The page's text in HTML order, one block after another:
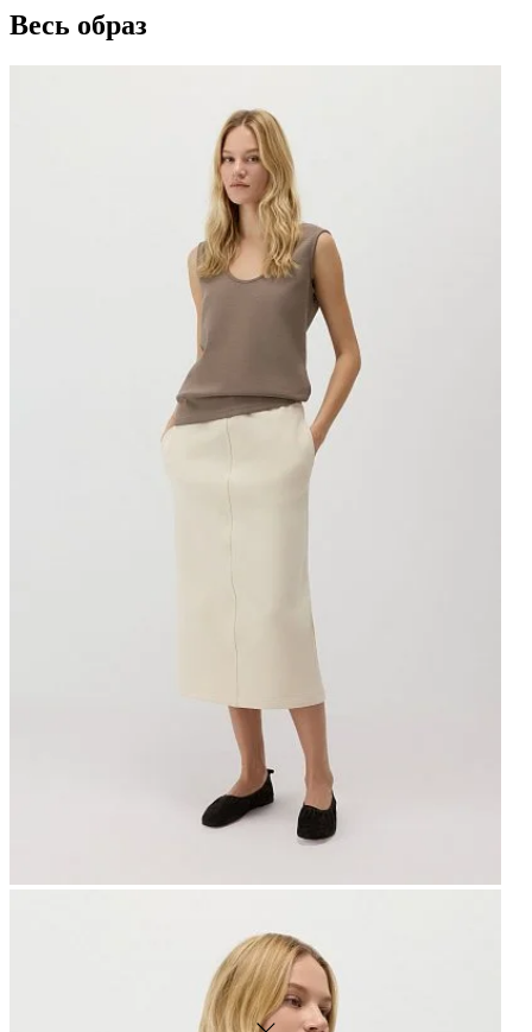
Весь образ